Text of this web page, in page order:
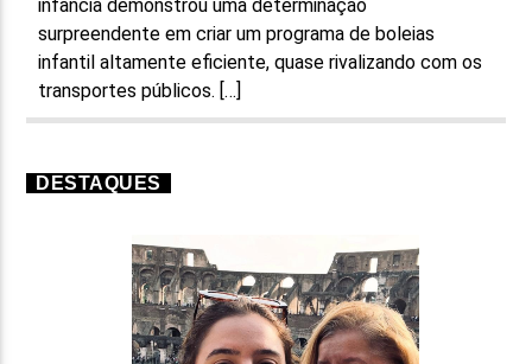
infância demonstrou uma determinação
surpreendente em criar um programa de boleias
infantil altamente eficiente, quase rivalizando com os
transportes públicos. […]
DESTAQUES